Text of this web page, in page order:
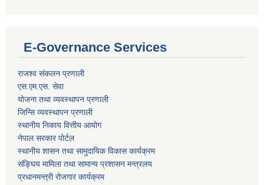
E-Governance Services
राजश्व संकलन प्रणाली
एस.एम.एस. सेवा
योजना तथा व्यवस्थापन प्रणाली
जिन्सि व्यवस्थापन प्रणाली
स्थानीय निकाय वित्तीय आयोग
नेपाल सरकार पोर्टल
स्थानीय शासन तथा सामुदायिक विकास कार्यक्रम
संङ्घिय मामिला तथा सामान्य प्रशासन मन्त्रलय
प्रधानमन्त्री रोजगार कार्यक्रम